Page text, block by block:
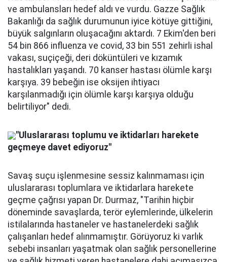
ve ambulansları hedef aldı ve vurdu. Gazze Sağlık
Bakanlığı da sağlık durumunun iyice kötüye gittiğini,
büyük salgınların oluşacağını aktardı. 7 Ekim'den beri
54 bin 866 influenza ve covid, 33 bin 551 zehirli ishal
vakası, suçiçeği, deri döküntüleri ve kızamık
hastalıkları yaşandı. 70 kanser hastası ölümle karşı
karşıya. 39 bebeğin ise oksijen ihtiyacı
karşılanmadığı için ölümle karşı karşıya olduğu
belirtiliyor" dedi.
"Uluslararası toplumu ve iktidarları harekete
geçmeye davet ediyoruz"
Savaş suçu işlenmesine sessiz kalınmaması için
uluslararası toplumlara ve iktidarlara harekete
geçme çağrısı yapan Dr. Durmaz, "Tarihin hiçbir
döneminde savaşlarda, terör eylemlerinde, ülkelerin
istilalarında hastaneler ve hastanelerdeki sağlık
çalışanları hedef alınmamıştır. Görüyoruz ki varlık
sebebi insanları yaşatmak olan sağlık personellerine